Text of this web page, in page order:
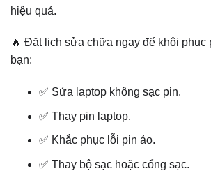
hiệu quả.
🔥 Đặt lịch sửa chữa ngay để khôi phục
bạn:
✅ Sửa laptop không sạc pin.
✅ Thay pin laptop.
✅ Khắc phục lỗi pin ảo.
✅ Thay bộ sạc hoặc cổng sạc.